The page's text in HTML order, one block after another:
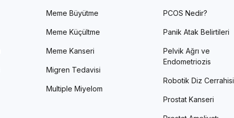
Meme Büyütme
Meme Küçültme
Meme Kanseri
Migren Tedavisi
Multiple Miyelom
PCOS Nedir?
Panik Atak Belirtileri
Pelvik Ağrı ve
Endometriozis
Robotik Diz Cerrahisi
Prostat Kanseri